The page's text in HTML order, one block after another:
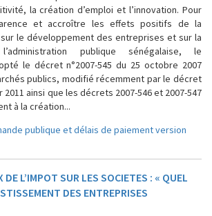
la création d’emploi et l’innovation. Pour
et accroître les effets positifs de la
le développement des entreprises et sur la
publique sénégalaise, le
le décret n°2007-545 du 25 octobre 2007
publics, modifié récemment par le décret
2011 ainsi que les décrets 2007-546 et 2007-547
à la création...
publique et délais de paiement version
DE L’IMPOT SUR LES SOCIETES : « QUEL
DES ENTREPRISES